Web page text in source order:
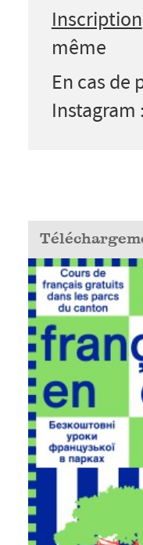
Inscription
même
En cas de
Instagram